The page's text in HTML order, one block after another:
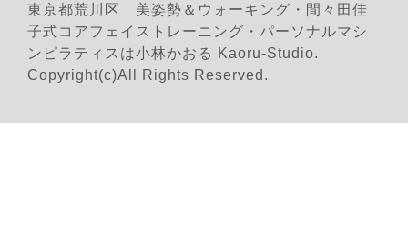
東京都荒川区 美姿勢＆ウォーキング・間々田佳
子式コアフェイストレーニング・パーソナルマシ
ンピラティスは小林かおる Kaoru-Studio.
Copyright(c)All Rights Reserved.